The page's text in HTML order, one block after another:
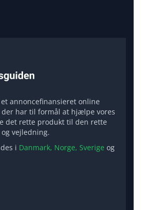
annoncefinansieret online
har til formål at hjælpe vores
det rette produkt til den rette
vejledning.
i Danmark, Norge, Sverige og